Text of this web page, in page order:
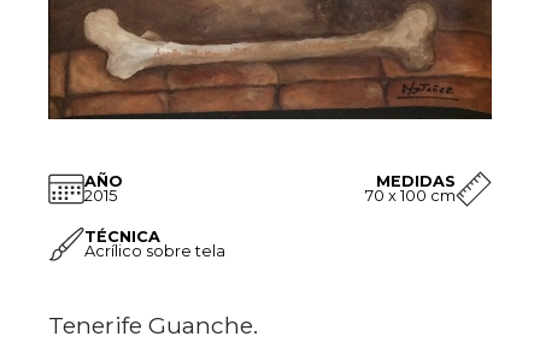
AÑO
2015
MEDIDAS
70 x 100 cm
TÉCNICA
Acrí­lico sobre tela
Tenerife Guanche.